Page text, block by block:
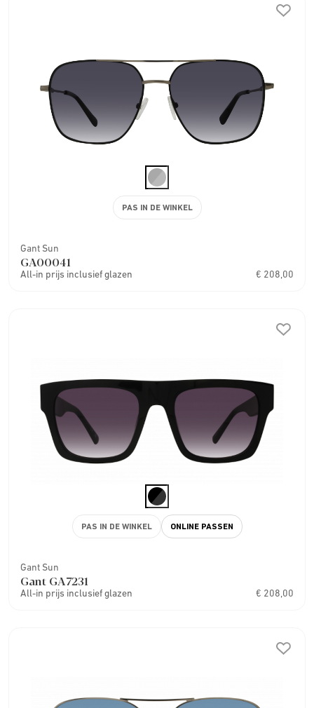
Gant Sun
GA00041
All-in prijs inclusief glazen € 208,00
PAS IN DE WINKEL
Gant Sun
Gant GA7231
All-in prijs inclusief glazen € 208,00
PAS IN DE WINKEL ONLINE PASSEN